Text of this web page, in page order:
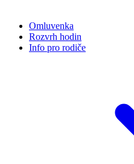
Omluvenka
Rozvrh hodin
Info pro rodiče